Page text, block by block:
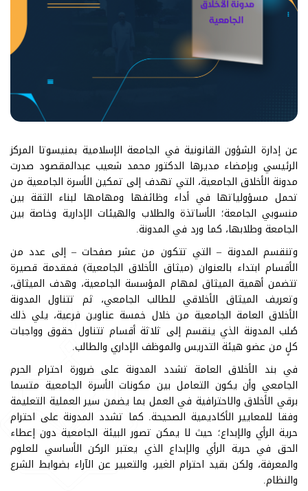
عن إدارة الشؤون القانونية في الجامعة الإسلامية بمنيسوتا المركز
الرئيسي وبإمضاء مديرها الدكتور محمد شعيب عبدالمقصود صدرت
مدونة الأخلاق الجامعية، التي تهدف إلى تمكين الأسرة الجامعية من
تحمل مسؤولياتها في أداء وظائفها ومهامها لبناء الثقة بين
منسوبي الجامعة؛ الأساتذة والطلاب والهيئات الإدارية وخاصة بين
الجامعة وطلابها، كما ورد في المدونة.
وتنقسم المدونة – التي تتكون من عشر صفحات – إلى عدد من
الأقسام ابتداء بالعنوان (ميثاق الأخلاق الجامعية) فمقدمة قصيرة
تتضمن أهمية الميثاق لمهام المؤسسة الجامعية، وهدف الميثاق،
وتعريف الميثاق الأخلاقي للطالب الجامعي، ثم تتناول المدونة
الأخلاق العامة الجامعية من خلال خمسة عناوين فرعية، يلي ذلك
صُلب المدونة الذي ينقسم إلى ثلاثة أقسام تتناول حقوق وواجبات
كلٍ من عضو هيئة التدريس والموظف الإداري والطالب.
في بند الأخلاق العامة تشدد المدونة على ضرورة احترام الحرم
الجامعي وأن يكون التعامل بين مكونات الأسرة الجامعية متسما
برقي الأخلاق والاحترافية في العمل بما يضمن سير العملية التعليمة
وفقا للمعايير الأكاديمية الصحيحة. كما تشدد المدونة على احترام
حرية الرأي والإبداع؛ حيث لا يمكن تصور البيئة الجامعية دون إعطاء
الحق في حرية الرأي والإبداع الذي يعتبر الركن الأساسي للعلوم
والمعرفة، ولكن بقيد احترام الغير، والتعبير عن الآراء بضوابط الشرع
والنظام.